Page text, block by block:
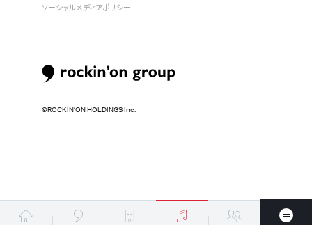
ソーシャルメディアポリシー
©︎ROCKIN’ON HOLDINGS Inc.